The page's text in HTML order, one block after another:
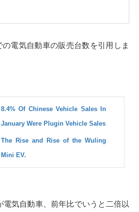
の電気自動車の販売台数を引用しま
8.4% Of Chinese Vehicle Sales In
January Were Plugin Vehicle Sales
The Rise and Rise of the Wuling
Mini EV.
電気自動車、前年比でいうと二倍以